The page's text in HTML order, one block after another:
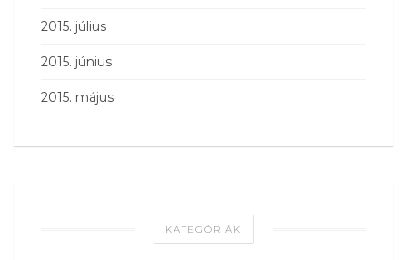
2015. július
2015. június
2015. május
KATEGÓRIÁK